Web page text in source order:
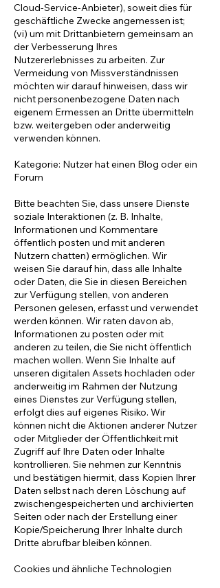
Cloud-Service-Anbieter), soweit dies für
geschäftliche Zwecke angemessen ist;
(vi) um mit Drittanbietern gemeinsam an
der Verbesserung Ihres
Nutzererlebnisses zu arbeiten. Zur
Vermeidung von Missverständnissen
möchten wir darauf hinweisen, dass wir
nicht personenbezogene Daten nach
eigenem Ermessen an Dritte übermitteln
bzw. weitergeben oder anderweitig
verwenden können.
Kategorie: Nutzer hat einen Blog oder ein
Forum
Bitte beachten Sie, dass unsere Dienste
soziale Interaktionen (z. B. Inhalte,
Informationen und Kommentare
öffentlich posten und mit anderen
Nutzern chatten) ermöglichen. Wir
weisen Sie darauf hin, dass alle Inhalte
oder Daten, die Sie in diesen Bereichen
zur Verfügung stellen, von anderen
Personen gelesen, erfasst und verwendet
werden können. Wir raten davon ab,
Informationen zu posten oder mit
anderen zu teilen, die Sie nicht öffentlich
machen wollen. Wenn Sie Inhalte auf
unseren digitalen Assets hochladen oder
anderweitig im Rahmen der Nutzung
eines Dienstes zur Verfügung stellen,
erfolgt dies auf eigenes Risiko. Wir
können nicht die Aktionen anderer Nutzer
oder Mitglieder der Öffentlichkeit mit
Zugriff auf Ihre Daten oder Inhalte
kontrollieren. Sie nehmen zur Kenntnis
und bestätigen hiermit, dass Kopien Ihrer
Daten selbst nach deren Löschung auf
zwischengespeicherten und archivierten
Seiten oder nach der Erstellung einer
Kopie/Speicherung Ihrer Inhalte durch
Dritte abrufbar bleiben können.
Cookies und ähnliche Technologien